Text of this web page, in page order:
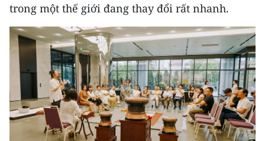
Đồng bằng sông Cửu Long
Chuyên trang Hà Nội
Chuyên trang TP. Hồ Chí Minh
CHUYÊN ĐỀ
CÁC CHUYÊN TRANG
trong một thế giới đang thay đổi rất nhanh.